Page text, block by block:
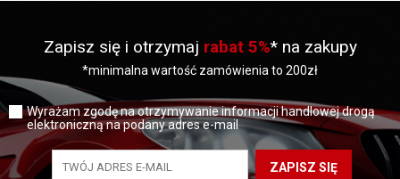
Zapisz się i otrzymaj rabat 5%* na zakupy
*minimalna wartość zamówienia to 200zł
Wyrażam zgodę na otrzymywanie informacji handlowej drogą
elektroniczną na podany adres e-mail
ZAPISZ SIĘ